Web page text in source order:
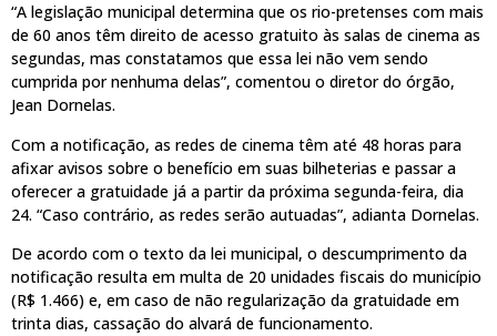
“A legislação municipal determina que os rio-pretenses com mais
de 60 anos têm direito de acesso gratuito às salas de cinema as
segundas, mas constatamos que essa lei não vem sendo
cumprida por nenhuma delas”, comentou o diretor do órgão,
Jean Dornelas.
Com a notificação, as redes de cinema têm até 48 horas para
afixar avisos sobre o benefício em suas bilheterias e passar a
oferecer a gratuidade já a partir da próxima segunda-feira, dia
24. “Caso contrário, as redes serão autuadas”, adianta Dornelas.
De acordo com o texto da lei municipal, o descumprimento da
notificação resulta em multa de 20 unidades fiscais do município
(R$ 1.466) e, em caso de não regularização da gratuidade em
trinta dias, cassação do alvará de funcionamento.